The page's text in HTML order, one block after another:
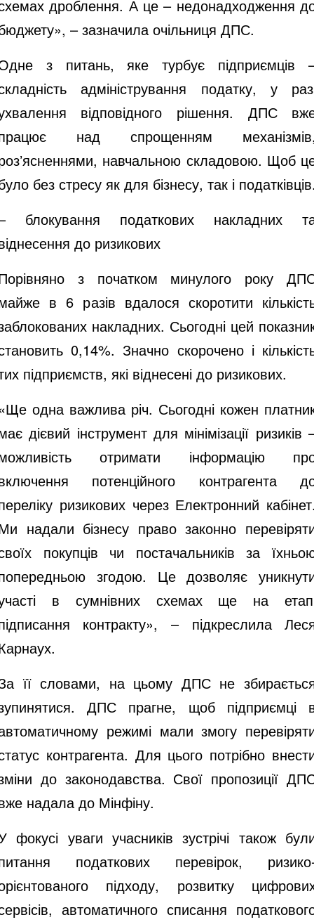
дроблення. А це – недонадходження
– зазначила очільниця ДПС.
з питань, яке турбує підприємців
адміністрування податку, у
відповідного рішення. ДПС
над спрощенням
навчальною складовою. Щоб
без стресу як для бізнесу, так і
блокування податкових накладних
до ризикових
з початком минулого року
в 6 разів вдалося скоротити
накладних. Сьогодні цей
0,14%. Значно скорочено і
підприємств, які віднесені до ризикових.
одна важлива річ. Сьогодні кожен
дієвий інструмент для мінімізації ризиків
отримати інформацію
потенційного контрагента
ризикових через Електронний
надали бізнесу право законно
покупців чи постачальників за
згодою. Це дозволяє
в сумнівних схемах ще на
контракту», – підкреслила
її словами, на цьому ДПС не
ДПС прагне, щоб підприємці
режимі мали змогу
контрагента. Для цього потрібно
до законодавства. Свої пропозиції
надала до Мінфіну.
фокусі уваги учасників зустрічі також
податкових перевірок,
підходу, розвитку
автоматичного списання